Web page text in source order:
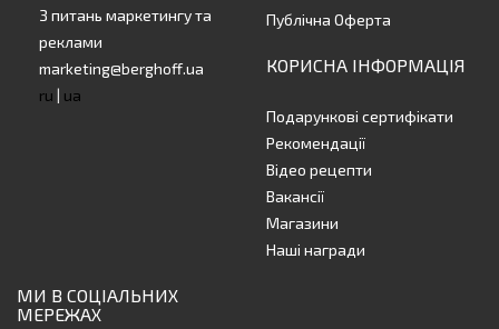
З питань маркетингу та
реклами
marketing@berghoff.ua
ru | ua
Публічна Оферта
КОРИСНА ІНФОРМАЦІЯ
Подарункові сертифікати
Рекомендації
Відео рецепти
Вакансії
Магазини
Наші награди
МИ В СОЦІАЛЬНИХ
МЕРЕЖАХ